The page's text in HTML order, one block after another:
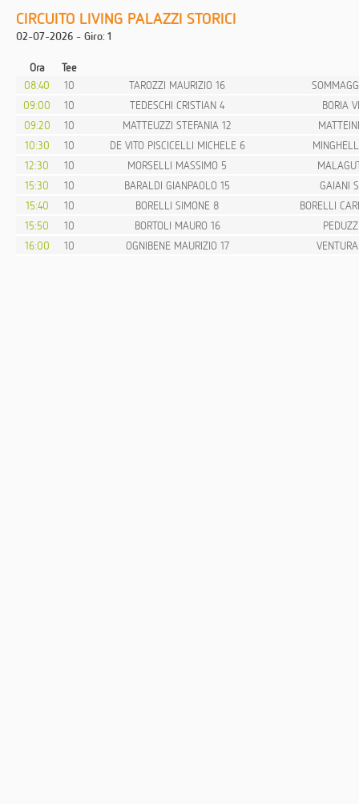
CIRCUITO LIVING PALAZZI STORICI
02-07-2026 - Giro: 1
Ora
Tee
08:40
10 TAROZZI MAURIZIO 16
09:00
10 TEDESCHI CRISTIAN 4
BORIA
09:20
10 MATTEUZZI STEFANIA 12
10:30
10 DE VITO PISCICELLI MICHELE 6
12:30
10 MORSELLI MASSIMO 5
15:30
10 BARALDI GIANPAOLO 15
GAIANI
15:40
10 BORELLI SIMONE 8
BORELLI
15:50
10 BORTOLI MAURO 16
16:00
10 OGNIBENE MAURIZIO 17